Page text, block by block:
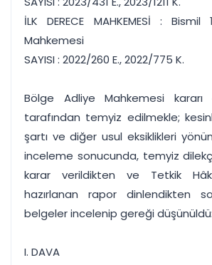
Tek panelde uçtan uca yönetim
UYAP & UETS entegrasyonundan
Tüm özellikleri inceleyin
İLK DERECE MAHKEMESİ :
Mahkemesi
SAYISI : 2022/260 E., 2022/775 K.
Bölge Adliye Mahkemesi kararı
tarafından temyiz edilmekle;
şartı ve diğer usul eksiklikleri
inceleme sonucunda, temyiz
karar verildikten ve Tetkik
hazırlanan rapor dinlendikten
belgeler incelenip gereği düşünüldü:
I. DAVA